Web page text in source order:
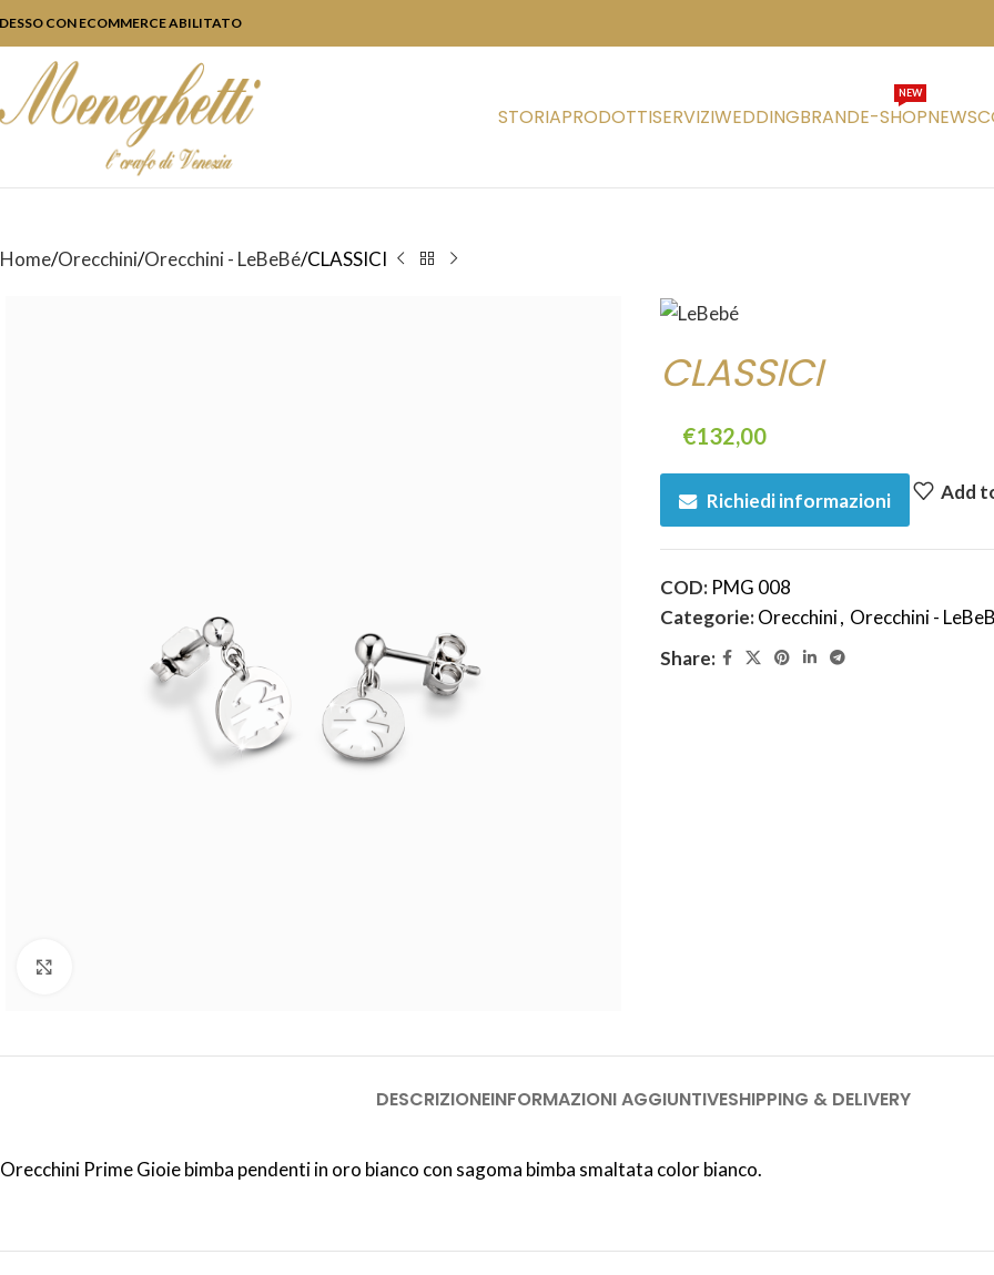
CON ECOMMERCE ABILITATO
STORIAPRODOTTISERVIZIWEDDINGBRANDE-SHOP
NEW
NEWS
Home Orecchini Orecchini - LeBeBé CLASSICI
CLASSICI
€132,00
Richiedi informazioni Add
COD: PMG 008
Categorie:Orecchini, Orecchini -
Share:
DESCRIZIONEINFORMAZIONI AGGIUNTIVESHIPPING & DELIVERY
Orecchini Prime Gioie bimba pendenti in oro bianco con sagoma bimba smaltata color bianco.